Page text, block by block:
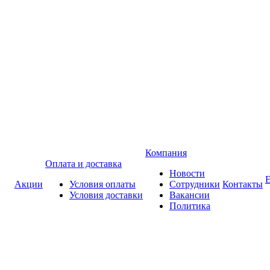
Акции
Оплата и доставка
Условия оплаты
Условия доставки
Компания
Новости
Сотрудники
Вакансии
Политика
Контакты